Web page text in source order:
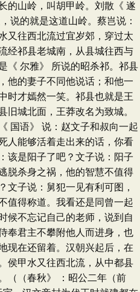
的山岭，叫胡甲岭。刘散《 遂
说的就是这道山岭。蔡岂说：
又往西北流过宜岁郊，穿过太
经祁县老城南，从县城往西与
《 尔雅》 所说的昭杀祁。祁县
他的妻子不同他说话；和他一
时才嫣然一笑。祁县也就是王
旧城北面，王莽改名为致城。
国语》 说：赵文子和叔向一起
人能够活着走出来的话，你看
该是阳子了吧？文子说：阳子
脱杀身之祸，他的智慧不值得
文子说：舅犯一见有利可图，
值得称道。我看还是同曾一起
候不忘记自己的老师，说到自
奉君主不攀附他人而进身，也
现在还留着。汉朝兴起后，在
侯甲水又往西北流，从中都县
（（春秋》 ：昭公二年（前